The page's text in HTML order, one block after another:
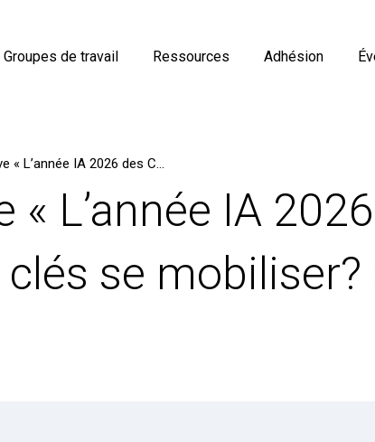
Groupes de travail Ressources Adhésion
L’année IA
se mobiliser?